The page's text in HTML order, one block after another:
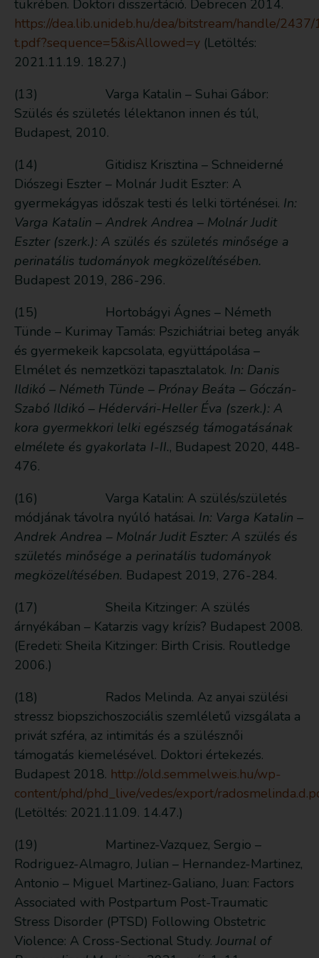
tükrében. Doktori disszertáció. Debrecen 2014.
https://dea.lib.unideb.hu/dea/bitstream/handle/
t.pdf?sequence=5&isAllowed=y (Letöltés:
2021.11.19. 18.27.)
(13) Varga Katalin – Suhai Gábor:
Szülés és születés lélektanon innen és túl,
Budapest, 2010.
(14) Gitidisz Krisztina – Schneiderné
Diószegi Eszter – Molnár Judit Eszter: A
gyermekágyas időszak testi és lelki történései. In:
Varga Katalin – Andrek Andrea – Molnár Judit
Eszter (szerk.): A szülés és születés minősége a
perinatális tudományok megközelítésében.
Budapest 2019, 286-296.
(15) Hortobágyi Ágnes – Németh
Tünde – Kurimay Tamás: Pszichiátriai beteg anyák
és gyermekeik kapcsolata, együttápolása –
Elmélet és nemzetközi tapasztalatok. In: Danis
Ildikó – Németh Tünde – Prónay Beáta – Góczán-
Szabó Ildikó – Hédervári-Heller Éva (szerk.): A
kora gyermekkori lelki egészség támogatásának
elmélete és gyakorlata I-II., Budapest 2020, 448-
476.
(16) Varga Katalin: A szülés/születés
módjának távolra nyúló hatásai. In: Varga Katalin –
Andrek Andrea – Molnár Judit Eszter: A szülés és
születés minősége a perinatális tudományok
megközelítésében. Budapest 2019, 276-284.
(17) Sheila Kitzinger: A szülés
árnyékában – Katarzis vagy krízis? Budapest 2008.
(Eredeti: Sheila Kitzinger: Birth Crisis. Routledge
2006.)
(18) Rados Melinda. Az anyai szülési
stressz biopszichoszociális szemléletű vizsgálata a
privát szféra, az intimitás és a szülésznői
támogatás kiemelésével. Doktori értekezés.
Budapest 2018. http://old.semmelweis.hu/wp-
content/phd/phd_live/vedes/export/
(Letöltés: 2021.11.09. 14.47.)
(19) Martinez-Vazquez, Sergio –
Rodriguez-Almagro, Julian – Hernandez-Martinez,
Antonio – Miguel Martinez-Galiano, Juan: Factors
Associated with Postpartum Post-Traumatic
Stress Disorder (PTSD) Following Obstetric
Violence: A Cross-Sectional Study.Journal of